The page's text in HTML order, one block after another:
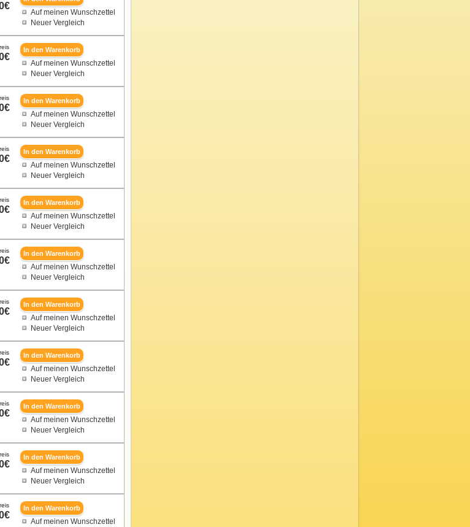
Auf meinen Wunschzettel
Neuer Vergleich
Auf meinen Wunschzettel
Neuer Vergleich
Auf meinen Wunschzettel
Neuer Vergleich
Auf meinen Wunschzettel
Neuer Vergleich
Auf meinen Wunschzettel
Neuer Vergleich
Auf meinen Wunschzettel
Neuer Vergleich
Auf meinen Wunschzettel
Neuer Vergleich
Auf meinen Wunschzettel
Neuer Vergleich
Auf meinen Wunschzettel
Neuer Vergleich
Auf meinen Wunschzettel
Neuer Vergleich
Auf meinen Wunschzettel